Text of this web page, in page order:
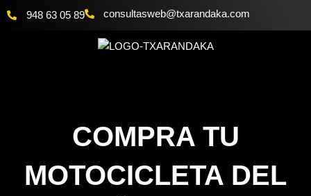
948 63 05 89 moc.akadnaraxt
@bewsatlusnoc
COMPRA TU
MOTOCICLETA DEL